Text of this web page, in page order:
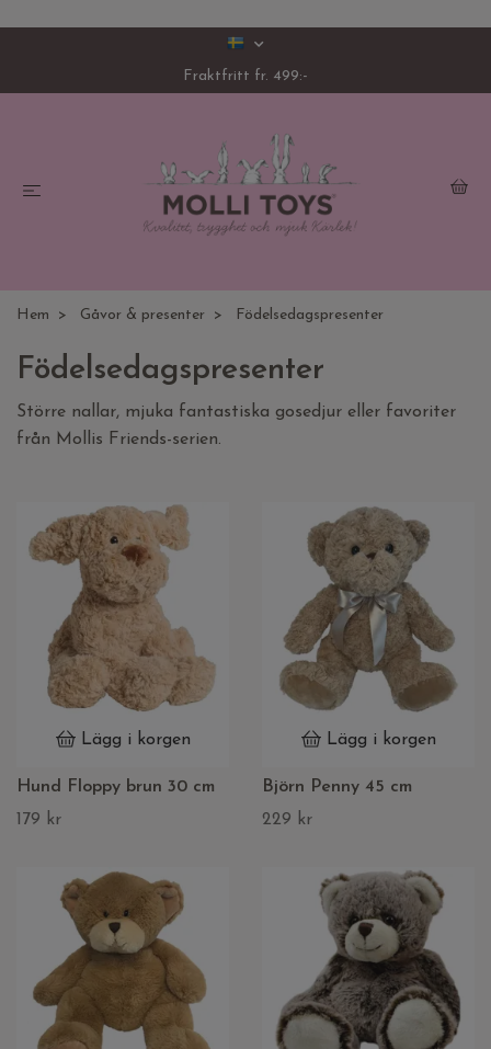
Fraktfritt fr. 499:-
Hem Gåvor & presenter Födelsedagspresenter
Födelsedagspresenter
Större nallar, mjuka fantastiska gosedjur eller favoriter
från Mollis Friends-serien.
Lägg i korgen
Hund Floppy brun 30 cm
179 kr
Lägg i korgen
Björn Penny 45 cm
229 kr